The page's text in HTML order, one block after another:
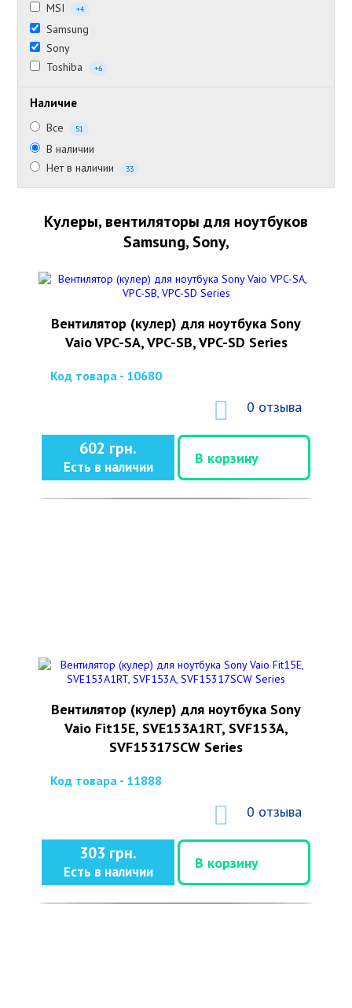
MSI +4
Samsung
Sony
Toshiba
+6
Наличие
Все 51
В наличии
Нет в наличии
33
Кулеры, вентиляторы для ноутбуков
Samsung, Sony,
Вентилятор (кулер) для ноутбука Sony
Vaio VPC-SA, VPC-SB, VPC-SD Series
Код товара - 10680
0 отзыва
602 грн.
Есть в наличии
В корзину
Вентилятор (кулер) для ноутбука Sony
Vaio Fit15E, SVE153A1RT, SVF153A,
SVF15317SCW Series
Код товара - 11888
0 отзыва
303 грн.
Есть в наличии
В корзину